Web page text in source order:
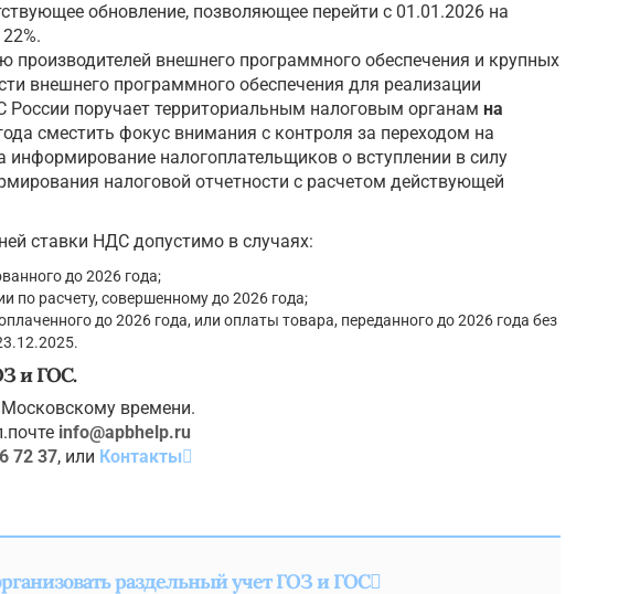
обновление, позволяющее перейти с 01.01.2026 на
внешнего программного обеспечения и крупных
внешнего программного обеспечения для реализации
России поручает территориальным налоговым органам на
сместить фокус внимания с контроля за переходом на
налогоплательщиков о вступлении в силу
налоговой отчетности с расчетом действующей
ставки НДС допустимо в случаях:
до 2026 года;
по расчету, совершенному до 2026 года;
до 2026 года, или оплаты товара, переданного до 2026 года без
и ГОС.
времени.
info@apbhelp.ru
72 37, или Контакты
раздельный учет ГОЗ и ГОС